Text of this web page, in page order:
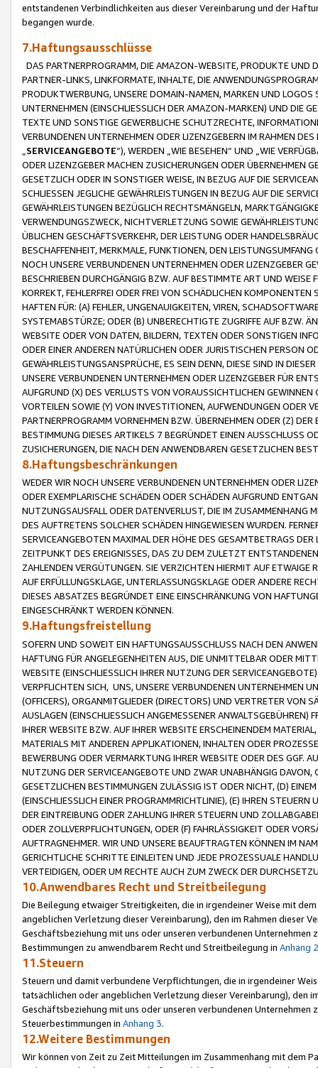
entstandenen Verbindlichkeiten aus dieser Vereinbarung und der
begangen wurde.
7.Haftungsausschlüsse
DAS PARTNERPROGRAMM, DIE AMAZON-WEBSITE, PRODUKTE UND
PARTNER-LINKS, LINKFORMATE, INHALTE, DIE
PRODUKTWERBUNG, UNSERE DOMAIN-NAMEN, MARKEN UND
UNTERNEHMEN (EINSCHLIESSLICH DER AMAZON-MARKEN) UND DIE
TEXTE UND SONSTIGE GEWERBLICHE SCHUTZRECHTE,
VERBUNDENEN UNTERNEHMEN ODER LIZENZGEBERN IM RAHMEN
SERVICEANGEBOTE“), WERDEN „WIE BESEHEN“ UND „WIE
ODER LIZENZGEBER MACHEN ZUSICHERUNGEN ODER ÜBERNEHMEN
GESETZLICH ODER IN SONSTIGER WEISE, IN BEZUG AUF DIE
SCHLIESSEN JEGLICHE GEWÄHRLEISTUNGEN IN BEZUG AUF DIE
GEWÄHRLEISTUNGEN BEZÜGLICH RECHTSMÄNGELN,
VERWENDUNGSZWECK, NICHTVERLETZUNG SOWIE
ÜBLICHEN GESCHÄFTSVERKEHR, DER LEISTUNG ODER
BESCHAFFENHEIT, MERKMALE, FUNKTIONEN, DEN
NOCH UNSERE VERBUNDENEN UNTERNEHMEN ODER LIZENZGEBER
BESCHRIEBEN DURCHGÄNGIG BZW. AUF BESTIMMTE ART UND
KORREKT, FEHLERFREI ODER FREI VON SCHÄDLICHEN
HAFTEN FÜR: (A) FEHLER, UNGENAUIGKEITEN, VIREN,
SYSTEMABSTÜRZE; ODER (B) UNBERECHTIGTE ZUGRIFFE AUF BZW.
WEBSITE ODER VON DATEN, BILDERN, TEXTEN ODER SONSTIGEN
ODER EINER ANDEREN NATÜRLICHEN ODER JURISTISCHEN PERSON
GEWÄHRLEISTUNGSANSPRÜCHE, ES SEIN DENN, DIESE SIND IN
UNSERE VERBUNDENEN UNTERNEHMEN ODER LIZENZGEBER FÜR
AUFGRUND (X) DES VERLUSTS VON VORAUSSICHTLICHEN
VORTEILEN SOWIE (Y) VON INVESTITIONEN, AUFWENDUNGEN ODER
PARTNERPROGRAMM VORNEHMEN BZW. ÜBERNEHMEN ODER (Z)
BESTIMMUNG DIESES ARTIKELS 7 BEGRÜNDET EINEN AUSSCHLUSS
ZUSICHERUNGEN, DIE NACH DEN ANWENDBAREN GESETZLICHEN
8.Haftungsbeschränkungen
WEDER WIR NOCH UNSERE VERBUNDENEN UNTERNEHMEN ODER
ODER EXEMPLARISCHE SCHÄDEN ODER SCHÄDEN AUFGRUND
NUTZUNGSAUSFALL ODER DATENVERLUST, DIE IM ZUSAMMENHANG
DES AUFTRETENS SOLCHER SCHÄDEN HINGEWIESEN WURDEN.
SERVICEANGEBOTEN MAXIMAL DER HÖHE DES GESAMTBETRAGS
ZEITPUNKT DES EREIGNISSES, DAS ZU DEM ZULETZT
ZAHLENDEN VERGÜTUNGEN. SIE VERZICHTEN HIERMIT AUF
AUF ERFÜLLUNGSKLAGE, UNTERLASSUNGSKLAGE ODER ANDERE
DIESES ABSATZES BEGRÜNDET EINE EINSCHRÄNKUNG VON
EINGESCHRÄNKT WERDEN KÖNNEN.
9.Haftungsfreistellung
SOFERN UND SOWEIT EIN HAFTUNGSAUSSCHLUSS NACH DEN
HAFTUNG FÜR ANGELEGENHEITEN AUS, DIE UNMITTELBAR ODER
WEBSITE (EINSCHLIESSLICH IHRER NUTZUNG DER
VERPFLICHTEN SICH, UNS, UNSERE VERBUNDENEN UNTERNEHMEN
(OFFICERS), ORGANMITGLIEDER (DIRECTORS) UND VERTRETER VON
AUSLAGEN (EINSCHLIESSLICH ANGEMESSENER
IHRER WEBSITE BZW. AUF IHRER WEBSITE ERSCHEINENDEM
MATERIALS MIT ANDEREN APPLIKATIONEN, INHALTEN ODER
BEWERBUNG ODER VERMARKTUNG IHRER WEBSITE ODER DES GGF.
NUTZUNG DER SERVICEANGEBOTE UND ZWAR UNABHÄNGIG
GESETZLICHEN BESTIMMUNGEN ZULÄSSIG IST ODER NICHT, (D)
(EINSCHLIESSLICH EINER PROGRAMMRICHTLINIE), (E) IHREN
DER EINTREIBUNG ODER ZAHLUNG IHRER STEUERN UND
ODER ZOLLVERPFLICHTUNGEN, ODER (F) FAHRLÄSSIGKEIT ODER
AUFTRAGNEHMER. WIR UND UNSERE BEAUFTRAGTEN KÖNNEN IM
GERICHTLICHE SCHRITTE EINLEITEN UND JEDE PROZESSUALE
VERTEIDIGEN, ODER UM RECHTE AUCH ZUM ZWECK DER
10.Anwendbares Recht und Streitbeilegung
Die Beilegung etwaiger Streitigkeiten, die in irgendeiner Weise mit
angeblichen Verletzung dieser Vereinbarung), den im Rahmen dieser
Geschäftsbeziehung mit uns oder unseren verbundenen
Bestimmungen zu anwendbarem Recht und Streitbeilegung in Anhang 2
11.Steuern
Steuern und damit verbundene Verpflichtungen, die in irgendeiner
tatsächlichen oder angeblichen Verletzung dieser Vereinbarung), den
Geschäftsbeziehung mit uns oder unseren verbundenen
Steuerbestimmungen in Anhang 3.
12.Weitere Bestimmungen
Wir können von Zeit zu Zeit Mitteilungen im Zusammenhang mit dem